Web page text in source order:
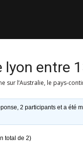
lyon entre
sur l’Australie, le pays-
2 participants et a été
total de 2)